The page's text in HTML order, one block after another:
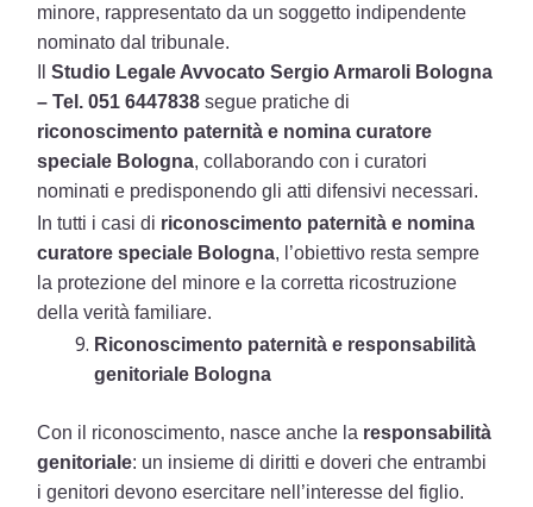
minore, rappresentato da un soggetto indipendente
nominato dal tribunale.
IlStudio Legale Avvocato Sergio Armaroli Bologna
– Tel. 051 6447838 segue pratiche di
riconoscimento paternità e nomina curatore
speciale Bologna, collaborando con i curatori
nominati e predisponendo gli atti difensivi necessari.
In tutti i casi di riconoscimento paternità e nomina
curatore speciale Bologna, l’obiettivo resta sempre
la protezione del minore e la corretta ricostruzione
della verità familiare.
Riconoscimento paternità e responsabilità
genitoriale Bologna
Con il riconoscimento, nasce anche la responsabilità
genitoriale: un insieme di diritti e doveri che entrambi
i genitori devono esercitare nell’interesse del figlio.